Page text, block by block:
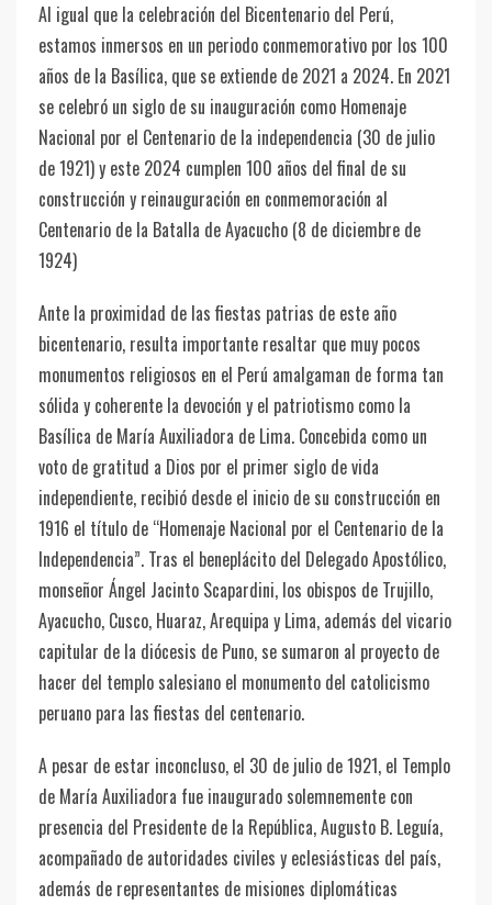
Al igual que la celebración del Bicentenario del Perú,
estamos inmersos en un periodo conmemorativo por los 100
años de la Basílica, que se extiende de 2021 a 2024. En 2021
se celebró un siglo de su inauguración como Homenaje
Nacional por el Centenario de la independencia (30 de julio
de 1921) y este 2024 cumplen 100 años del final de su
construcción y reinauguración en conmemoración al
Centenario de la Batalla de Ayacucho (8 de diciembre de
1924)
Ante la proximidad de las fiestas patrias de este año
bicentenario, resulta importante resaltar que muy pocos
monumentos religiosos en el Perú amalgaman de forma tan
sólida y coherente la devoción y el patriotismo como la
Basílica de María Auxiliadora de Lima. Concebida como un
voto de gratitud a Dios por el primer siglo de vida
independiente, recibió desde el inicio de su construcción en
1916 el título de “Homenaje Nacional por el Centenario de la
Independencia”. Tras el beneplácito del Delegado Apostólico,
monseñor Ángel Jacinto Scapardini, los obispos de Trujillo,
Ayacucho, Cusco, Huaraz, Arequipa y Lima, además del vicario
capitular de la diócesis de Puno, se sumaron al proyecto de
hacer del templo salesiano el monumento del catolicismo
peruano para las fiestas del centenario.
A pesar de estar inconcluso, el 30 de julio de 1921, el Templo
de María Auxiliadora fue inaugurado solemnemente con
presencia del Presidente de la República, Augusto B. Leguía,
acompañado de autoridades civiles y eclesiásticas del país,
además de representantes de misiones diplomáticas